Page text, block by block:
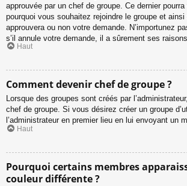
approuvée par un chef de groupe. Ce dernier
pourquoi vous souhaitez rejoindre le groupe et ainsi
approuvera ou non votre demande. N’importunez
s’il annule votre demande, il a sûrement ses raisons.
Haut
Comment devenir chef de groupe ?
Lorsque des groupes sont créés par
chef de groupe. Si vous désirez créer un groupe
l’administrateur en premier lieu en lui envoyant un
Haut
Pourquoi certains membres
couleur différente ?